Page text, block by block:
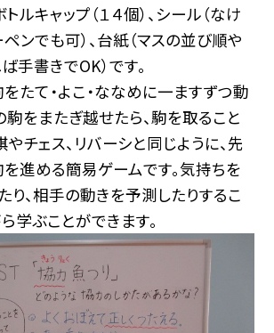
ルキャップ（１４個）、シール（なけ
ンでも可）、台紙（マスの並び順や
手書きでOK）です。
たて・よこ・ななめに一ますずつ動
駒をまたぎ越せたら、駒を取ること
やチェス、リバーシと同じように、先
進める簡易ゲームです。気持ちを
り、相手の動きを予測したりするこ
学ぶことができます。